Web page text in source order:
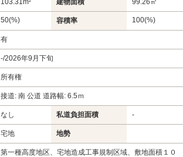
103.31m² 建物面積 99.26㎡
50(%) 容積率 100(%)
有
-/2026年9月下旬
所有権
接道: 南 公道 道路幅: 6.5ｍ
なし 私道負担面積 -
宅地 地勢
第一種高度地区、宅地造成工事規制区域、敷地面積１０